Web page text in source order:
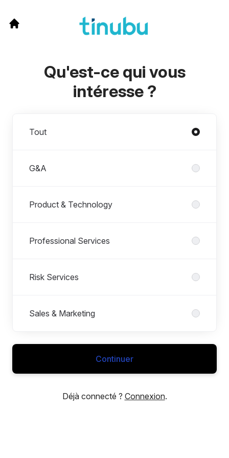
Qu'est-ce qui vous
intéresse ?
Tout
G&A
Product & Technology
Professional Services
Risk Services
Sales & Marketing
Continuer
Déjà connecté ? Connexion.